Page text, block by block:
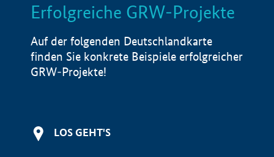
LISTE Info
Erfolgreiche GRW-Projekte
Auf der folgenden Deutschlandkarte
finden Sie konkrete Beispiele erfolgreicher
GRW-Projekte!
LOS GEHT'S